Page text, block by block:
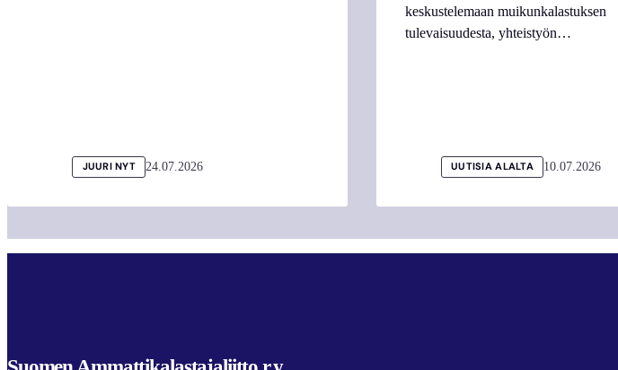
JUURI NYT 24.07.2026
keskustelemaan muikunkalastuksen
tulevaisuudesta, yhteistyön…
UUTISIA ALALTA 10.07.2026